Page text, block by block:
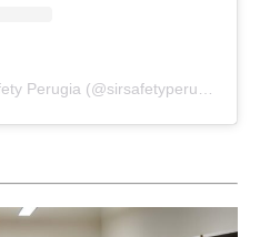
Un post condiviso da Sir Safety Perugia (@sirsafetyperugia)